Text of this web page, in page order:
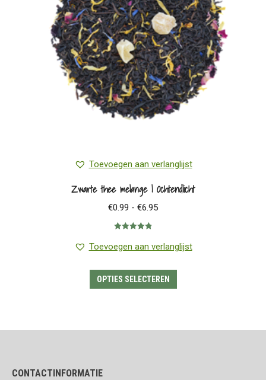
Toevoegen aan verlanglijst
Zwarte thee melange | Ochtendlicht
€0.99 - €6.95Prijsklasse:
€6.95
4.89uit 5
Toevoegen aan verlanglijst
OPTIES SELECTEREN
CONTACTINFORMATIE